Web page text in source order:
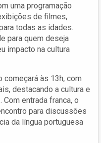
uma programação
de filmes,
todas as idades.
para quem deseja
impacto na cultura
começará às 13h, com
destacando a cultura e
entrada franca, o
para discussões
da língua portuguesa